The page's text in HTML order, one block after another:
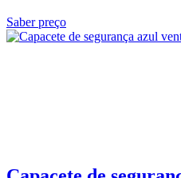
Saber preço